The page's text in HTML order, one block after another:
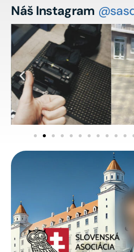
Náš Instagram